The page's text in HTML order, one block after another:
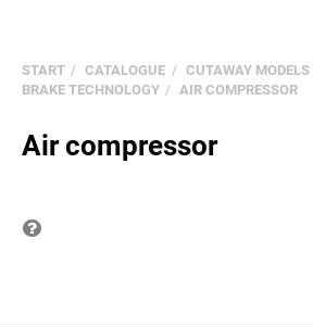
START CATALOGUE
CUTAWAY MODELS
BRAKE TECHNOLOGY
AIR COMPRESSOR
Air compressor